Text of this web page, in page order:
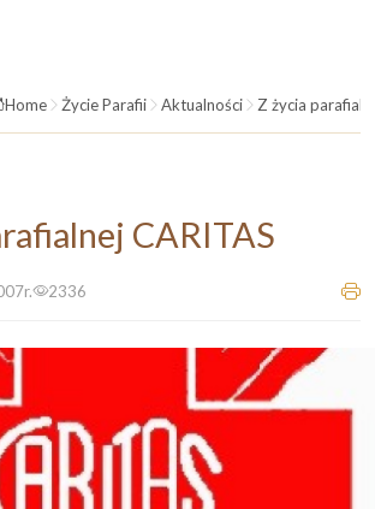
Home Życie Parafii Aktualności Z życia
CARITAS
2336